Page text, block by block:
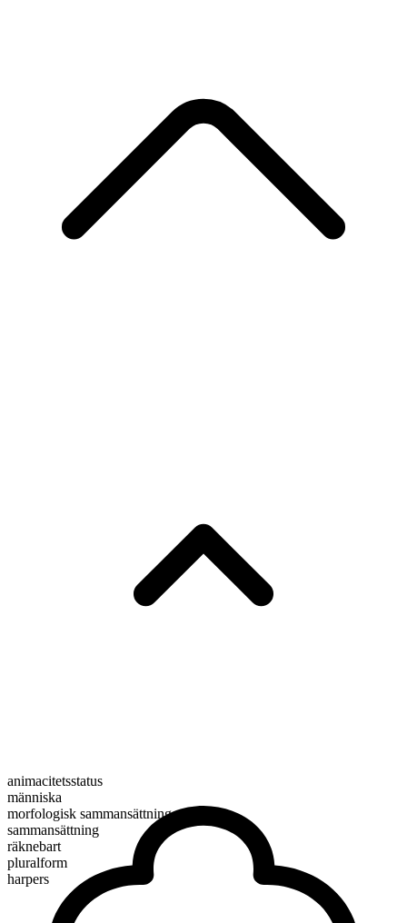
animacitetsstatus
människa
morfologisk sammansättning
sammansättning
räknebart
pluralform
harpers